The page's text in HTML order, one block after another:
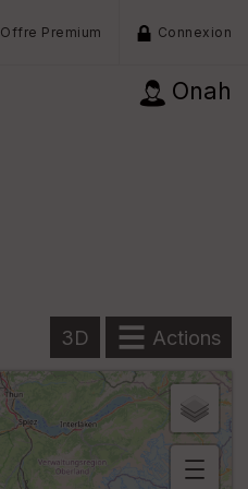
Offre Premium Connexion
Onah
Actions
3D